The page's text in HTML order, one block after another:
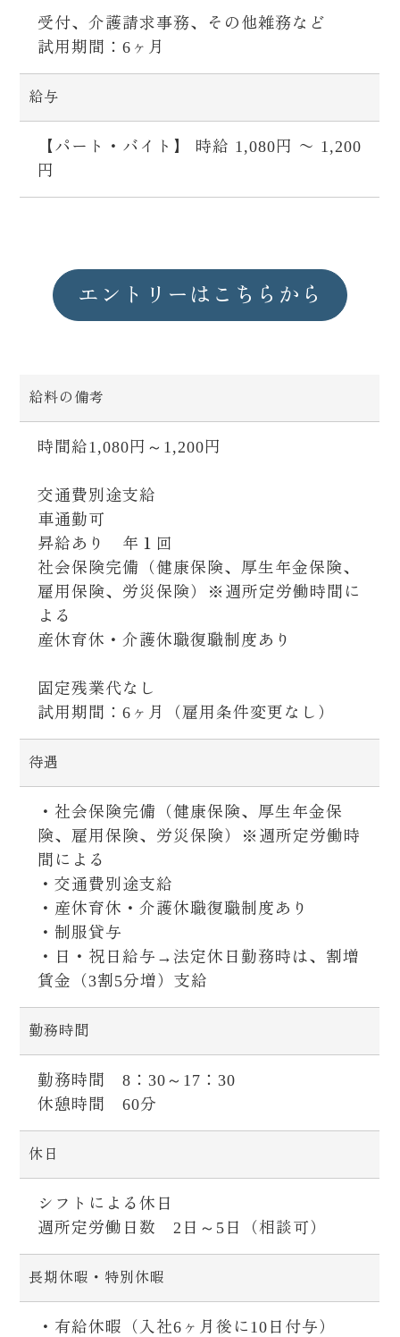
受付、介護請求事務、その他雑務など
試用期間：6ヶ月
給与
【パート・バイト】 時給 1,080円 〜 1,200
円
エントリーはこちらから
給料の備考
時間給1,080円～1,200円
交通費別途支給
車通勤可
昇給あり 年１回
社会保険完備（健康保険、厚生年金保険、
雇用保険、労災保険）※週所定労働時間に
よる
産休育休・介護休職復職制度あり
固定残業代なし
試用期間：6ヶ月（雇用条件変更なし）
待遇
・社会保険完備（健康保険、厚生年金保
険、雇用保険、労災保険）※週所定労働時
間による
・交通費別途支給
・産休育休・介護休職復職制度あり
・制服貸与
・日・祝日給与→法定休日勤務時は、割増
賃金（3割5分増）支給
勤務時間
勤務時間 8：30～17：30
休憩時間 60分
休日
シフトによる休日
週所定労働日数 2日～5日（相談可）
長期休暇・特別休暇
・有給休暇（入社6ヶ月後に10日付与）